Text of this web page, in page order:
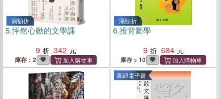
滿額折
5.怦然心動的文學課
9
342
庫存：2
滿額折
6.推背圖學
9
684
庫存 > 10
書紐電子書